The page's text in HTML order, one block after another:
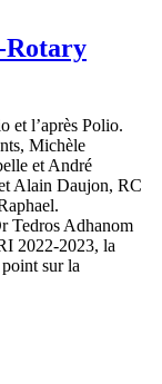
Rotary
et l’après Polio.
Michèle
et André
Alain Daujon, RC
Tedros Adhanom
2022-2023, la
sur la